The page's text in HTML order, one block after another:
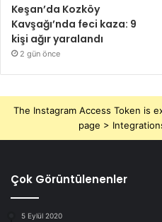
Keşan’da Kozköy
Kavşağı’nda feci kaza: 9
kişi ağır yaralandı
2 gün önce
The Instagram Access Token is
page >
Çok Görüntülenenler
5 Eylül 2020